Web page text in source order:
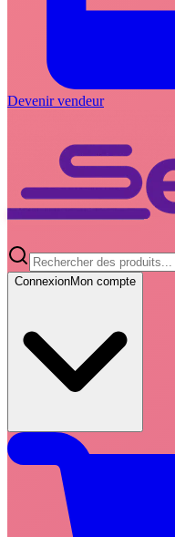
Devenir vendeur
ConnexionMon compte